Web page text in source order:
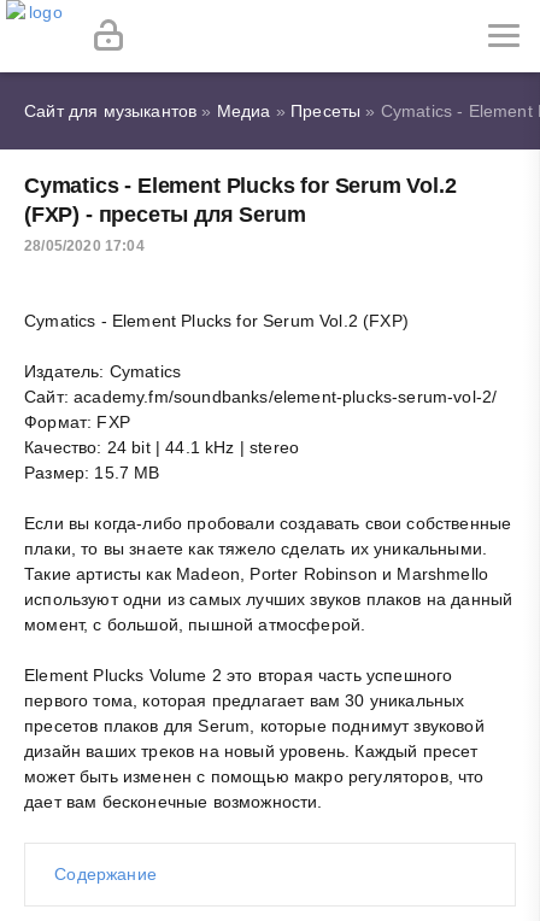
Сайт для музыкантов » Медиа » Пресеты » Cymatics - Element
Cymatics - Element Plucks for Serum Vol.2
(FXP) - пресеты для Serum
28/05/2020 17:04
Cymatics - Element Plucks for Serum Vol.2 (FXP)
Издатель: Cymatics
Сайт: academy.fm/soundbanks/element-plucks-serum-vol-2/
Формат: FXP
Качество: 24 bit | 44.1 kHz | stereo
Размер: 15.7 MB
Если вы когда-либо пробовали создавать свои собственные
плаки, то вы знаете как тяжело сделать их уникальными.
Такие артисты как Madeon, Porter Robinson и Marshmello
используют одни из самых лучших звуков плаков на данный
момент, с большой, пышной атмосферой.
Element Plucks Volume 2 это вторая часть успешного
первого тома, которая предлагает вам 30 уникальных
пресетов плаков для Serum, которые поднимут звуковой
дизайн ваших треков на новый уровень. Каждый пресет
может быть изменен с помощью макро регуляторов, что
дает вам бесконечные возможности.
Содержание